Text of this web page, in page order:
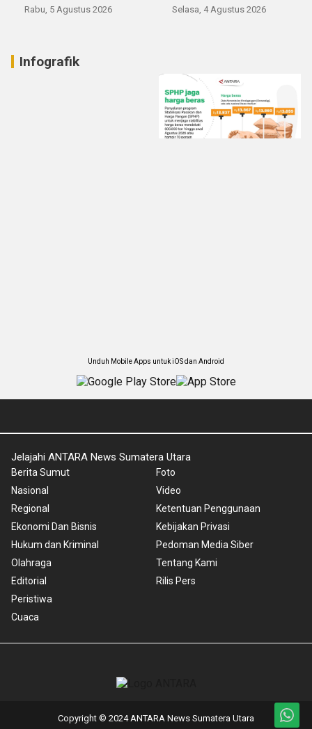
Rabu, 5 Agustus 2026 Selasa, 4 Agustus 2026
Infografik
Unduh Mobile Apps untuk iOS dan Android
Jelajahi ANTARA News Sumatera Utara
Berita Sumut
Nasional
Regional
Ekonomi Dan Bisnis
Hukum dan Kriminal
Olahraga
Editorial
Peristiwa
Cuaca
Foto
Video
Ketentuan Penggunaan
Kebijakan Privasi
Pedoman Media Siber
Tentang Kami
Rilis Pers
Copyright © 2024 ANTARA News Sumatera Utara